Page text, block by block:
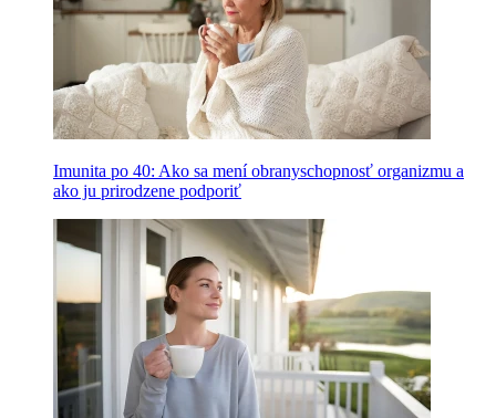
Imunita po 40: Ako sa mení obranyschopnosť organizmu a
ako ju prirodzene podporiť